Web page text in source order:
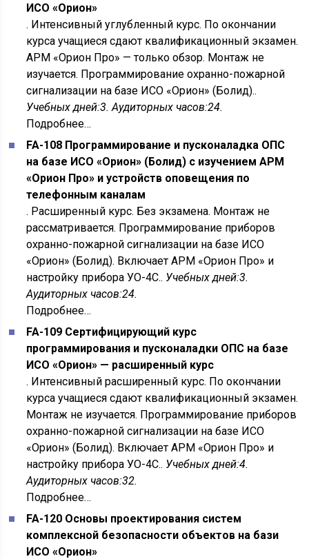
ИСО «Орион»
. Интенсивный углубленный курс. По окончании
курса учащиеся сдают квалификационный экзамен.
АРМ «Орион Про» — только обзор. Монтаж не
изучается. Программирование охранно-пожарной
сигнализации на базе ИСО «Орион» (Болид)..
Учебных дней:3. Аудиторных часов:24.
Подробнее…
FA-108 Программирование и пусконаладка ОПС
на базе ИСО «Орион» (Болид) с изучением АРМ
«Орион Про» и устройств оповещения по
телефонным каналам
. Расширенный курс. Без экзамена. Монтаж не
рассматривается. Программирование приборов
охранно-пожарной сигнализации на базе ИСО
«Орион» (Болид). Включает АРМ «Орион Про» и
настройку прибора УО-4С.. Учебных дней:3.
Аудиторных часов:24.
Подробнее…
FA-109 Сертифицирующий курс
программирования и пусконаладки ОПС на базе
ИСО «Орион» — расширенный курс
. Интенсивный расширенный курс. По окончании
курса учащиеся сдают квалификационный экзамен.
Монтаж не изучается. Программирование приборов
охранно-пожарной сигнализации на базе ИСО
«Орион» (Болид). Включает АРМ «Орион Про» и
настройку прибора УО-4С.. Учебных дней:4.
Аудиторных часов:32.
Подробнее…
FA-120 Основы проектирования систем
комплексной безопасности объектов на бази
ИСО «Орион»